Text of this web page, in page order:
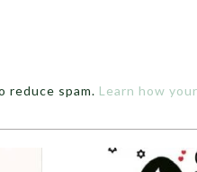
reduce spam. Learn how